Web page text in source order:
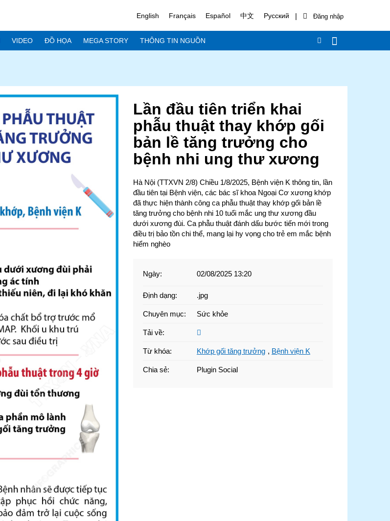
English Français Español 中文 Русский |
VIDEO ĐỒ HỌA MEGA STORY THÔNG TIN NGUỒN
Lần đầu tiên triển khai
phẫu thuật thay khớp gối
bản lề tăng trưởng cho
bệnh nhi ung thư xương
Hà Nội (TTXVN 2/8) Chiều 1/8/2025, Bệnh viện K thông tin, lần
đầu tiên tại Bệnh viện, các bác sĩ khoa Ngoại Cơ xương khớp
đã thực hiện thành công ca phẫu thuật thay khớp gối bản lề
tăng trưởng cho bệnh nhi 10 tuổi mắc ung thư xương đầu
dưới xương đùi. Ca phẫu thuật đánh dấu bước tiến mới trong
điều trị bảo tồn chi thể, mang lại hy vọng cho trẻ em mắc bệnh
hiểm nghèo
Ngày: 02/08/2025 13:20
Định dạng: .jpg
Chuyên mục: Sức khỏe
Tải về:
Từ khóa: Khớp gối tăng trưởng , Bệnh viện K
Chia sẻ: Plugin Social